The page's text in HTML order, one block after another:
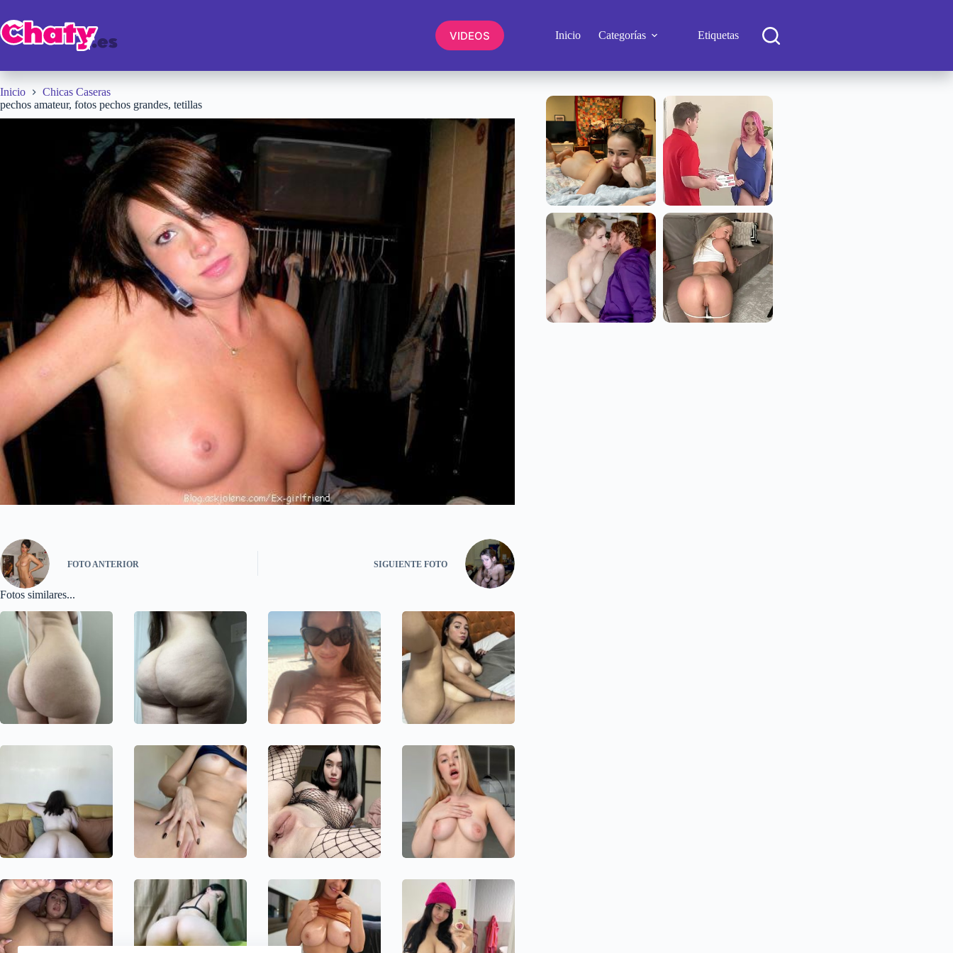
contenido
VIDEOS Inicio Categorías Etiquetas
Inicio
Chicas Caseras
pechos amateur, fotos pechos grandes, tetillas
FOTO ANTERIOR SIGUIENTE FOTO
Fotos similares...